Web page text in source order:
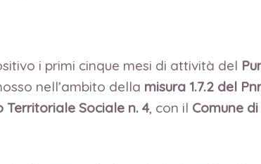
i primi cinque mesi di attività del
nell’ambito della misura 1.7.2 del
Territoriale Sociale n. 4, con il Comune